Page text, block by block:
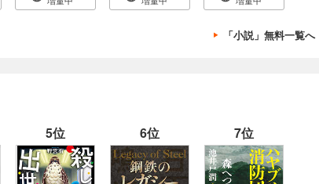
「小説」無料一覧へ
5位 6位 7位